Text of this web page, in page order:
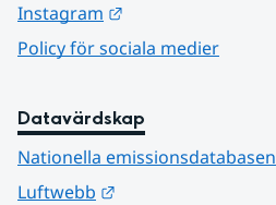
Instagram
Policy för sociala medier
Datavärdskap
Nationella emissionsdatabasen
Luftwebb